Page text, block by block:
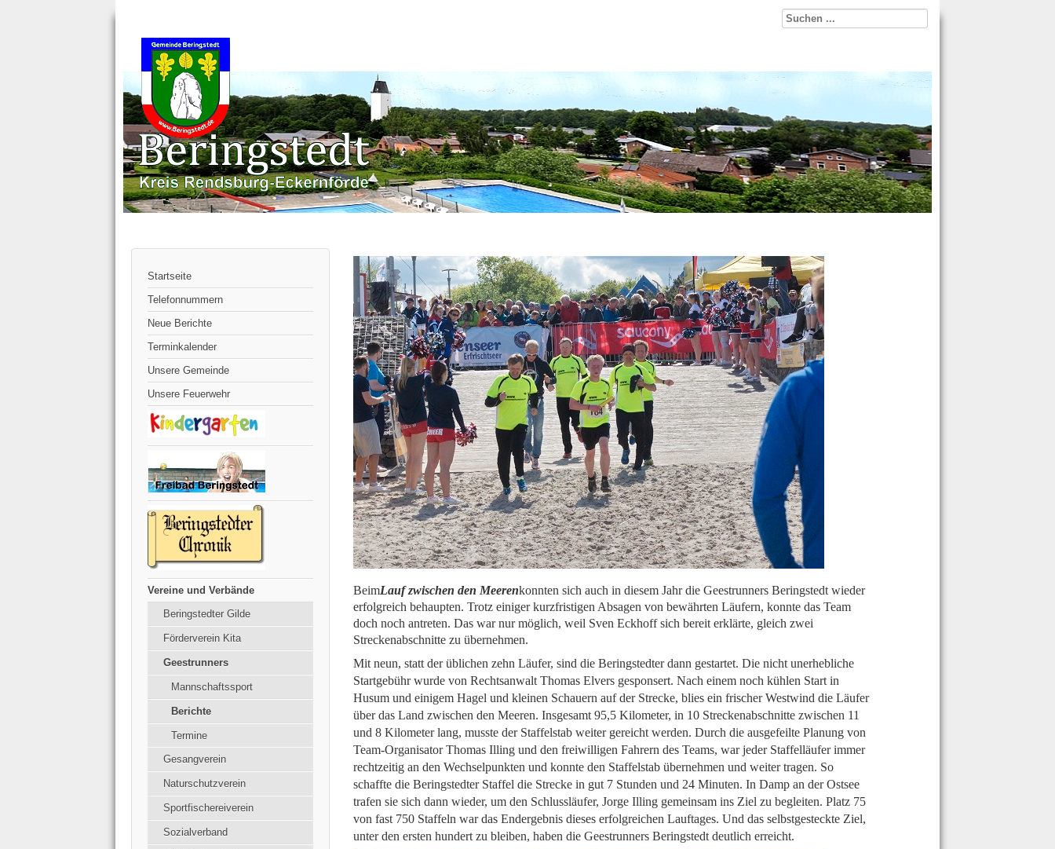
Startseite
Telefonnummern
Neue Berichte
Terminkalender
Unsere Gemeinde
Unsere Feuerwehr
Vereine und Verbände
Beringstedter Gilde
Förderverein Kita
Geestrunners
Mannschaftssport
Berichte
Termine
Gesangverein
Naturschutzverein
Sportfischereiverein
Sozialverband
BeimLauf zwischen den Meerenkonnten sich auch in diesem Jahr die Geestrunners Beringstedt wieder
erfolgreich behaupten. Trotz einiger kurzfristigen Absagen von bewährten Läufern, konnte das Team
doch noch antreten. Das war nur möglich, weil Sven Eckhoff sich bereit erklärte, gleich zwei
Streckenabschnitte zu übernehmen.
Mit neun, statt der üblichen zehn Läufer, sind die Beringstedter dann gestartet. Die nicht unerhebliche
Startgebühr wurde von Rechtsanwalt Thomas Elvers gesponsert. Nach einem noch kühlen Start in
Husum und einigem Hagel und kleinen Schauern auf der Strecke, blies ein frischer Westwind die Läufer
über das Land zwischen den Meeren. Insgesamt 95,5 Kilometer, in 10 Streckenabschnitte zwischen 11
und 8 Kilometer lang, musste der Staffelstab weiter gereicht werden. Durch die ausgefeilte Planung von
Team-Organisator Thomas Illing und den freiwilligen Fahrern des Teams, war jeder Staffelläufer immer
rechtzeitig an den Wechselpunkten und konnte den Staffelstab übernehmen und weiter tragen. So
schaffte die Beringstedter Staffel die Strecke in gut 7 Stunden und 24 Minuten. In Damp an der Ostsee
trafen sie sich dann wieder, um den Schlussläufer, Jorge Illing gemeinsam ins Ziel zu begleiten. Platz 75
von fast 750 Staffeln war das Endergebnis dieses erfolgreichen Lauftages. Und das selbstgesteckte Ziel,
unter den ersten hundert zu bleiben, haben die Geestrunners Beringstedt deutlich erreicht.